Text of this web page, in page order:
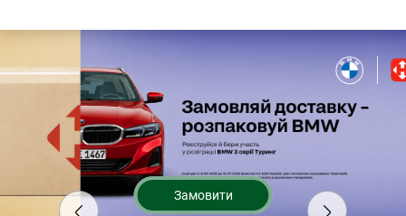
Замовити